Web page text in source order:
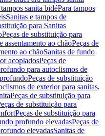
sanita bidéPara tampos
Sanitas e tampos de
para Sanitas
Peças de substituição para
assentamento ao chãoPeças de
ao chãoSanitas de fundo
acopladosPeças de
para autoclismos de
Peças de substituição
de exterior para sanitas,
Peças de substituição para
de substituição para
Peças de substituição para
profundo elevadasPeças de
elevadasSanitas de